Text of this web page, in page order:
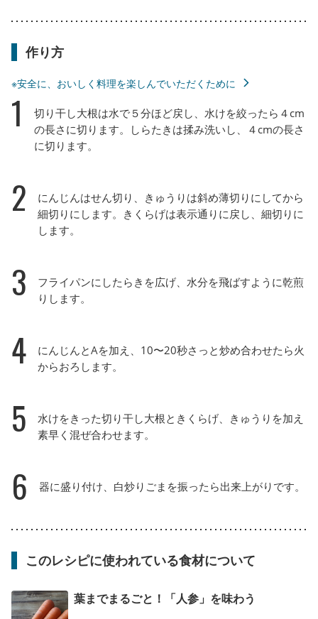
作り方
※安全に、おいしく料理を楽しんでいただくために
1
切り干し大根は水で５分ほど戻し、水けを絞ったら４cm
の長さに切ります。しらたきは揉み洗いし、４cmの長さ
に切ります。
2
にんじんはせん切り、きゅうりは斜め薄切りにしてから
細切りにします。きくらげは表示通りに戻し、細切りに
します。
3
フライパンにしたらきを広げ、水分を飛ばすように乾煎
りします。
4
にんじんとAを加え、10〜20秒さっと炒め合わせたら火
からおろします。
5
水けをきった切り干し大根ときくらげ、きゅうりを加え
素早く混ぜ合わせます。
6 器に盛り付け、白炒りごまを振ったら出来上がりです。
このレシピに使われている食材について
葉までまるごと！「人参」を味わう